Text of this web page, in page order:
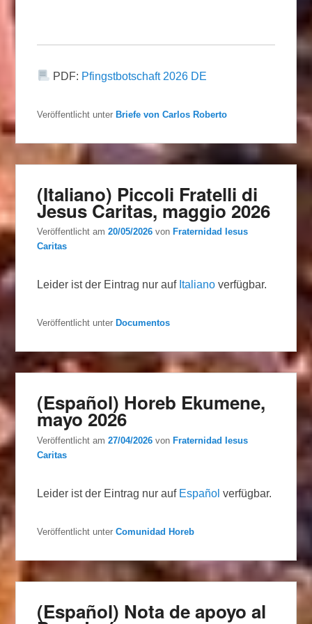
PDF: Pfingstbotschaft 2026 DE
Veröffentlicht unter Briefe von Carlos Roberto
(Italiano) Piccoli Fratelli di
Jesus Caritas, maggio 2026
Veröffentlicht am20/05/2026 von Fraternidad Iesus
Caritas
Leider ist der Eintrag nur auf Italiano verfügbar.
Veröffentlicht unter Documentos
(Español) Horeb Ekumene,
mayo 2026
Veröffentlicht am27/04/2026 von Fraternidad Iesus
Caritas
Leider ist der Eintrag nur auf Español verfügbar.
Veröffentlicht unter Comunidad Horeb
(Español) Nota de apoyo al